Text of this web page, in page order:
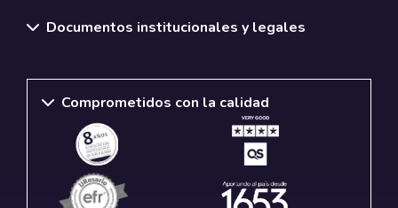
Documentos institucionales y legales
Comprometidos con la calidad